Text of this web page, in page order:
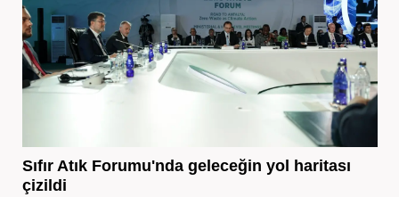
Sıfır Atık Forumu'nda geleceğin yol haritası
çizildi